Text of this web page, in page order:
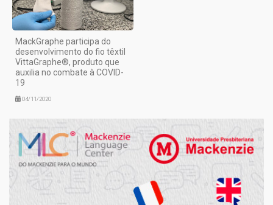
MackGraphe participa do
desenvolvimento do fio têxtil
VittaGraphe®, produto que
auxilia no combate à COVID-
19
04/11/2020